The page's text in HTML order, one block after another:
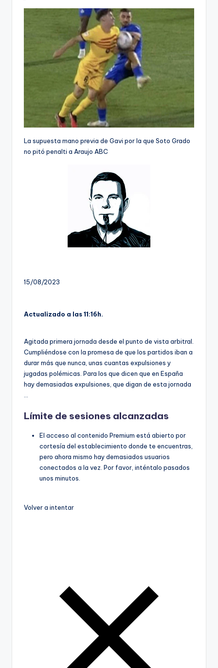
La supuesta mano previa de Gavi por la que Soto Grado
no pitó penalti a Araujo ABC
15/08/2023
Actualizado a las 11:16h.
Agitada primera jornada desde el punto de vista arbitral.
Cumpliéndose con la promesa de que los partidos iban a
durar más que nunca, unas cuantas expulsiones y
jugadas polémicas. Para los que dicen que en España
hay demasiadas expulsiones, que digan de esta jornada
Límite de sesiones alcanzadas
El acceso al contenido Premium está abierto por
cortesía del establecimiento donde te encuentras,
pero ahora mismo hay demasiados usuarios
conectados a la vez. Por favor, inténtalo pasados
unos minutos.
Volver a intentar